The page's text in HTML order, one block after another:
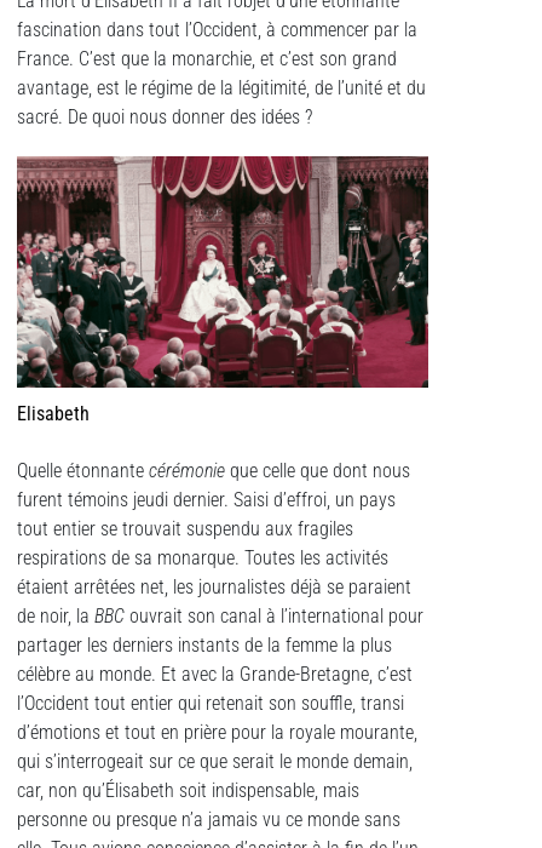
fascination dans tout l’Occident, à commencer par la
France. C’est que la monarchie, et c’est son grand
avantage, est le régime de la légitimité, de l’unité et du
sacré. De quoi nous donner des idées ?
Elisabeth
Quelle étonnante cérémonie que celle que dont nous
furent témoins jeudi dernier. Saisi d’effroi, un pays
tout entier se trouvait suspendu aux fragiles
respirations de sa monarque. Toutes les activités
étaient arrêtées net, les journalistes déjà se paraient
de noir, la BBC ouvrait son canal à l’international pour
partager les derniers instants de la femme la plus
célèbre au monde. Et avec la Grande-Bretagne, c’est
l’Occident tout entier qui retenait son souffle, transi
d’émotions et tout en prière pour la royale mourante,
qui s’interrogeait sur ce que serait le monde demain,
car, non qu’Élisabeth soit indispensable, mais
personne ou presque n’a jamais vu ce monde sans